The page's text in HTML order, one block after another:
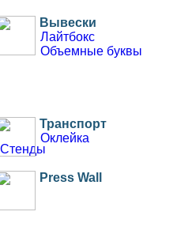
Вывески
Лайтбокс
Объемные буквы
Транспорт
Оклейка
Такси
Стенды
Press Wall